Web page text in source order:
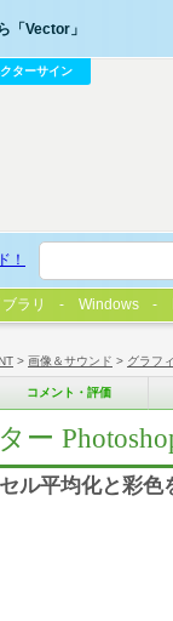
> 画像＆サウンド > グラフ
コメント・評価
ー
ル平均化と彩色
「Vector」
ターサイン
！
ラリ Windows